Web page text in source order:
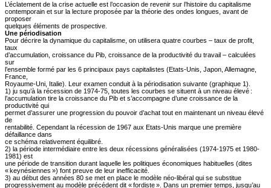
L’éclatement de la crise actuelle est l’occasion de revenir sur l’histoire du capitalisme
contemporain et sur la lecture proposée par la théorie des ondes longues, avant de
proposer
quelques éléments de prospective.
Une périodisation
Pour décrire la dynamique du capitalisme, on utilisera quatre courbes – taux de profit,
taux
d’accumulation, croissance du Pib, croissance de la productivité du travail – calculées
sur
l’ensemble formé par les 6 principaux pays capitalistes (Etats-Unis, Japon, Allemagne,
France,
Royaume-Uni, Italie). Leur examen conduit à la périodisation suivante (graphique 1).
1) ju squ’à la récession de 1974-75, toutes les courbes se situent à un niveau élevé :
l’accumulation tire la croissance du Pib et s’accompagne d’une croissance de la
productivité qui
permet d’assurer une progression du pouvoir d’achat tout en maintenant un niveau élevé
de
rentabilité. Cependant la récession de 1967 aux Etats-Unis marque une première
défaillance dans
ce schéma relativement équilibré.
2) la période intermédiaire entre les deux récessions généralisées (1974-1975 et 1980-
1981) est
une période de transition durant laquelle les politiques économiques habituelles (dites
« keynésiennes ») font preuve de leur inefficacité.
3) au début des années 80 se met en place le modèle néo-libéral qui se substitue
progressivement au modèle précédent dit « fordiste ». Dans un premier temps, jusqu’au